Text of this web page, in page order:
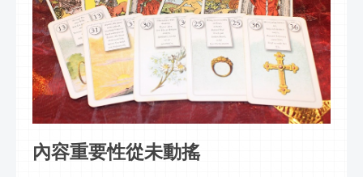
內容重要性從未動搖